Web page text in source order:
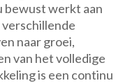
bewust werkt aan
naar groei,
van het volledige
is een continu